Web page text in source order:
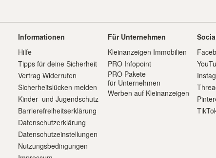
Informationen
Hilfe
Tipps für deine Sicherheit
Vertrag Widerrufen
Sicherheitslücken melden
Kinder- und Jugendschutz
Barrierefreiheitserklärung
Datenschutzerklärung
Datenschutzeinstellungen
Nutzungsbedingungen
Für Unternehmen
Kleinanzeigen Immobilien
PRO Infopoint
PRO Pakete
für Unternehmen
Werben auf Kleinanzeigen